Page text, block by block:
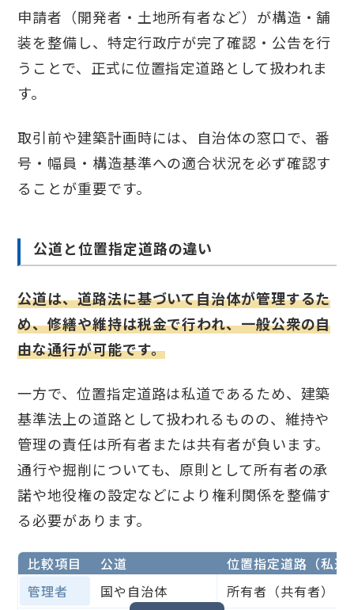
申請者（開発者・土地所有者など）が構造・舗
装を整備し、特定行政庁が完了確認・公告を行
うことで、正式に位置指定道路として扱われま
す。
取引前や建築計画時には、自治体の窓口で、番
号・幅員・構造基準への適合状況を必ず確認す
ることが重要です。
公道と位置指定道路の違い
公道は、道路法に基づいて自治体が管理するた
め、修繕や維持は税金で行われ、一般公衆の自
由な通行が可能です。
一方で、位置指定道路は私道であるため、建築
基準法上の道路として扱われるものの、維持や
管理の責任は所有者または共有者が負います。
通行や掘削についても、原則として所有者の承
諾や地役権の設定などにより権利関係を整備す
る必要があります。
比較項目 公道
位置指定道路（私道
管理者
国や自治体 所有者（共有者）